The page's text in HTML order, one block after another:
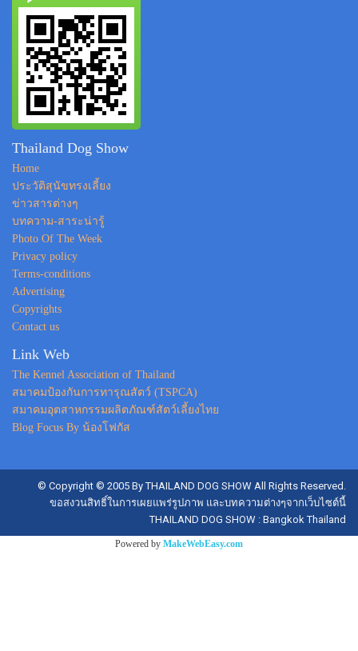
Thailand Dog Show
Home
ประวัติสุนัขทรงเลี้ยง
ข่าวสารต่างๆ
บทความ-สาระน่ารู้
Photo Of The Week
Privacy policy
Terms-conditions
Advertising
Copyrights
Contact us
Link Web
The Kennel Association of Thailand
สมาคมป้องกันการทารุณสัตว์ (TSPCA)
สมาคมอุตสาหกรรมผลิตภัณฑ์สัตว์เลี้ยงไทย
Blog Focus By น้องโฟกัส
© Copyright © 2005 By THAILAND DOG SHOW All Rights Reserved.
ขอสงวนสิทธิ์ในการเผยแพร่รูปภาพ และบทความต่างๆจากเว็บไซต์นี้
THAILAND DOG SHOW : Bangkok Thailand
Powered by MakeWebEasy.com